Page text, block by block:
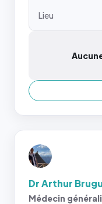
Lieu
Dr Arthur
Médecin